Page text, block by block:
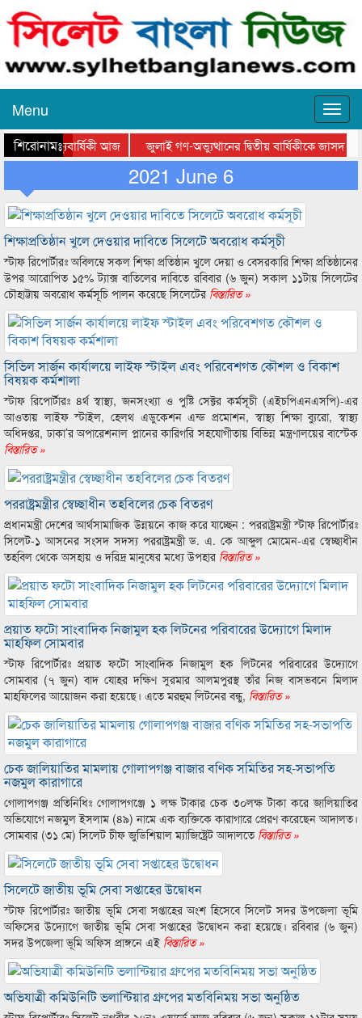
Menu
শিরোনামঃ-
৪২তম মৃত্যুবার্ষিকী আজ
জুলাই গণ-অভ্যুত্থানের দ্বিতীয় বার্ষিকীকে জাসদ
আলোচনা সভায় সিসিক প্রশাসক
স্কলার্সহোম মেজরটিলা কলেজে ‘জুলাই
2021 June 6
শিক্ষাপ্রতিষ্ঠান খুলে দেওয়ার দাবিতে সিলেটে অবরোধ কর্মসূচী
স্টাফ রিপোর্টারঃ অবিলম্বে সকল শিক্ষা প্রতিষ্ঠান খুলে দেয়া ও বেসরকারি শিক্ষা প্রতিষ্ঠানের
উপর আরোপিত ১৫% ট্যাক্স বাতিলের দাবিতে রবিবার (৬ জুন) সকাল ১১টায় সিলেটের
চৌহাট্টায় অবরোধ কর্মসূচি পালন করেছে সিলেটের বিস্তারিত »
সিভিল সার্জন কার্যালয়ে লাইফ স্টাইল এবং পরিবেশগত কৌশল ও বিকাশ
বিষয়ক কর্মশালা
স্টাফ রিপোর্টারঃ ৪র্থ স্বাস্থ্য, জনসংখ্যা ও পুষ্টি সেক্টর কর্মসূচী (এইচপিএনএসপি)-এর
আওতায় লাইফ স্টাইল, হেলথ এডুকেশন এন্ড প্রমোশন, স্বাস্থ্য শিক্ষা ব্যুরো, স্বাস্থ্য
অধিদপ্তর, ঢাকা’র অপারেশনাল প্লানের কারিগরি সহযোগীতায় বিভিন্ন মন্ত্রণালয়ের বাস্টেক
বিস্তারিত »
পররাষ্ট্রমন্ত্রীর স্বেচ্ছাধীন তহবিলের চেক বিতরণ
প্রধানমন্ত্রী দেশের আর্থসামাজিক উন্নয়নে কাজ করে যাচ্ছেন : পররাষ্ট্রমন্ত্রী স্টাফ রিপোর্টারঃ
সিলেট-১ আসনের সংসদ সদস্য পররাষ্ট্রমন্ত্রী ড. এ. কে আব্দুল মোমেন-এর স্বেচ্ছাধীন
তহবিল থেকে অসহায় ও দরিদ্র মানুষের মধ্যে উপহার বিস্তারিত »
প্রয়াত ফটো সাংবাদিক নিজামুল হক লিটনের পরিবারের উদ্যোগে মিলাদ
মাহফিল সোমবার
স্টাফ রিপোর্টারঃ প্রয়াত ফটো সাংবাদিক নিজামুল হক লিটনের পরিবারের উদ্যোগে
সোমবার (৭ জুন) বাদ যোহর দক্ষিণ সুরমার আলমপুরস্থ তাঁর নিজ বাসভবনে মিলাদ
মাহফিলের আয়োজন করা হয়েছে। এতে মরহুম লিটনের বন্ধু, বিস্তারিত »
চেক জালিয়াতির মামলায় গোলাপগঞ্জ বাজার বণিক সমিতির সহ-সভাপতি
নজমুল কারাগারে
গোলাপগঞ্জ প্রতিনিধিঃ গোলাপগঞ্জে ১ লক্ষ টাকার চেক ৩০লক্ষ টাকা করে জালিয়াতির
অভিযোগে নজমুল ইসলাম (৪৯) নামে এক ব্যক্তিকে কারাগারে প্রেরণ করেছেন আদালত।
সোমবার (৩১ মে) সিলেট চীফ জুডিশিয়াল ম্যাজিষ্ট্রেট আদালতেবিস্তারিত »
সিলেটে জাতীয় ভূমি সেবা সপ্তাহের উদ্বোধন
স্টাফ রিপোর্টারঃ জাতীয় ভূমি সেবা সপ্তাহের অংশ হিসেবে সিলেট সদর উপজেলা ভূমি
অফিসের উদ্যোগে জাতীয় ভূমি সেবা সপ্তাহের উদ্বোধন করা হয়েছে। রবিবার (৬ জুন)
সদর উপজেলা ভূমি অফিস প্রাঙ্গনে এইবিস্তারিত »
অভিযাত্রী কমিউনিটি ভলান্টিয়ার গ্রুপের মতবিনিময় সভা অনুষ্ঠিত